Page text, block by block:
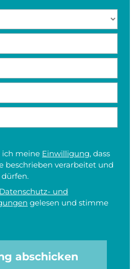
ich meine Einwilligung, dass
beschrieben verarbeitet und
Datenschutz- und
gelesen und stimme
abschicken